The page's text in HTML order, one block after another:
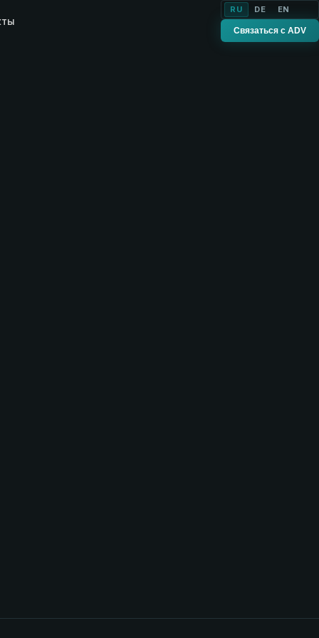
RU DE EN
Связаться с ADV